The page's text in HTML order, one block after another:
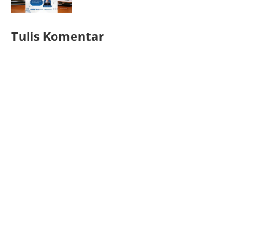
Tulis Komentar